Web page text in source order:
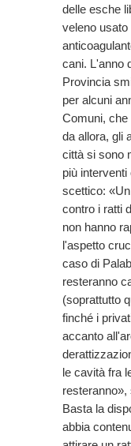
delle esche
veleno usato
cani. L'anno
Provincia
per alcuni
Comuni, che
da allora, gli
città si sono
più
scettico:
contro i ratti
non hanno
l'aspetto
caso di
resteranno
(soprattutto
finché i
accanto
le cavità fra
resteranno»,
Basta la
abbia